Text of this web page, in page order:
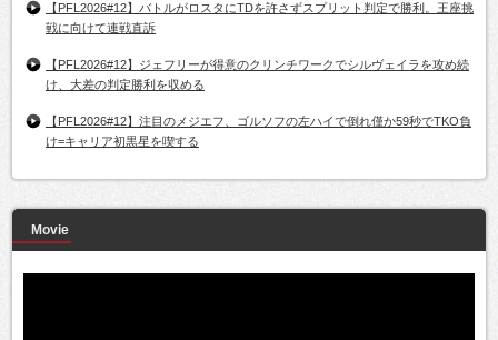
【PFL2026#12】バトルがロスタにTDを許さずスプリット判定で勝利。王座挑
戦に向けて連戦直訴
【PFL2026#12】ジェフリーが得意のクリンチワークでシルヴェイラを攻め続
け、大差の判定勝利を収める
【PFL2026#12】注目のメジエフ、ゴルソフの左ハイで倒れ僅か59秒でTKO負
け=キャリア初黒星を喫する
Movie